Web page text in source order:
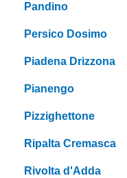
Pandino
Persico Dosimo
Piadena Drizzona
Pianengo
Pizzighettone
Ripalta Cremasca
Rivolta d'Adda